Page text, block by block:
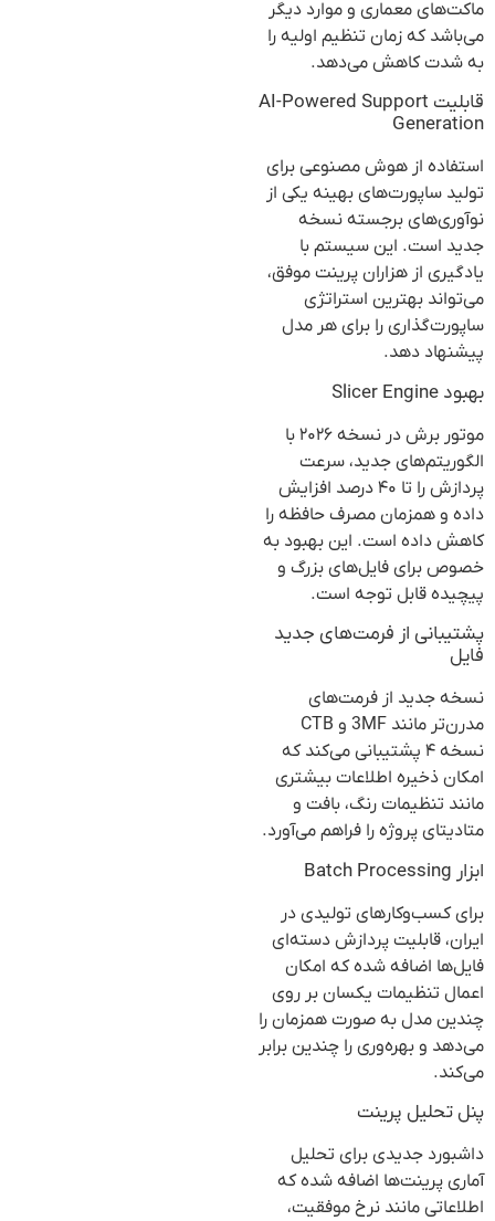
ماکت‌های معماری و موارد دیگر
می‌باشد که زمان تنظیم اولیه را
به شدت کاهش می‌دهد.
قابلیت AI-Powered Support
Generation
استفاده از هوش مصنوعی برای
تولید ساپورت‌های بهینه یکی از
نوآوری‌های برجسته نسخه
جدید است. این سیستم با
یادگیری از هزاران پرینت موفق،
می‌تواند بهترین استراتژی
ساپورت‌گذاری را برای هر مدل
پیشنهاد دهد.
بهبود Slicer Engine
موتور برش در نسخه ۲۰۲۶ با
الگوریتم‌های جدید، سرعت
پردازش را تا ۴۰ درصد افزایش
داده و همزمان مصرف حافظه را
کاهش داده است. این بهبود به
خصوص برای فایل‌های بزرگ و
پیچیده قابل توجه است.
پشتیبانی از فرمت‌های جدید
فایل
نسخه جدید از فرمت‌های
مدرن‌تر مانند 3MF و CTB
نسخه ۴ پشتیبانی می‌کند که
امکان ذخیره اطلاعات بیشتری
مانند تنظیمات رنگ، بافت و
متادیتای پروژه را فراهم می‌آورد.
ابزار Batch Processing
برای کسب‌وکارهای تولیدی در
ایران، قابلیت پردازش دسته‌ای
فایل‌ها اضافه شده که امکان
اعمال تنظیمات یکسان بر روی
چندین مدل به صورت همزمان را
می‌دهد و بهره‌وری را چندین برابر
می‌کند.
پنل تحلیل پرینت
داشبورد جدیدی برای تحلیل
آماری پرینت‌ها اضافه شده که
اطلاعاتی مانند نرخ موفقیت،